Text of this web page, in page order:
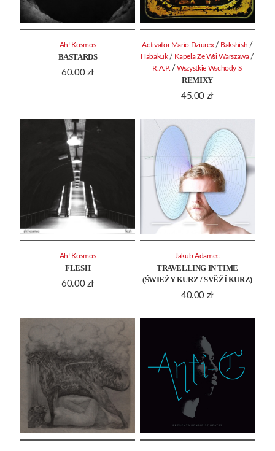
BASTARDS
60.00 zł
Ah! Kosmos
REMIXY
45.00 zł
Activator Mario Dziurex / Bakshish /
Habakuk / Kapela Ze Wsi Warszawa /
R.A.P. /Wszystkie Wschody S
FLESH
60.00 zł
Ah! Kosmos
TRAVELLING IN TIME
(ŚWIEŻY KURZ / SVĚŽÍ KURZ)
40.00 zł
Jakub Adamec